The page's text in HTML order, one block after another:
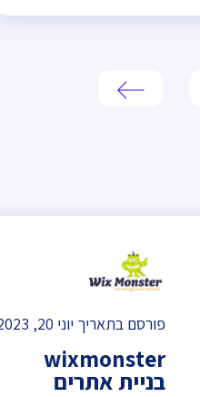
פורסם בתאריך יוני 20, 2023
wixmonster
בניית אתרים